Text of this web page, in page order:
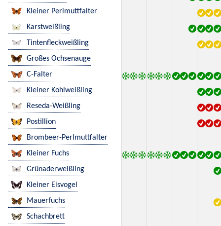
Kleiner Perlmuttfalter
Karstweißling
Tintenfleckweißling
Großes Ochsenauge
C-Falter
Kleiner Kohlweißling
Reseda-Weißling
Postillion
Brombeer-Perlmuttfalter
Kleiner Fuchs
Grünaderweißling
Kleiner Eisvogel
Mauerfuchs
Schachbrett